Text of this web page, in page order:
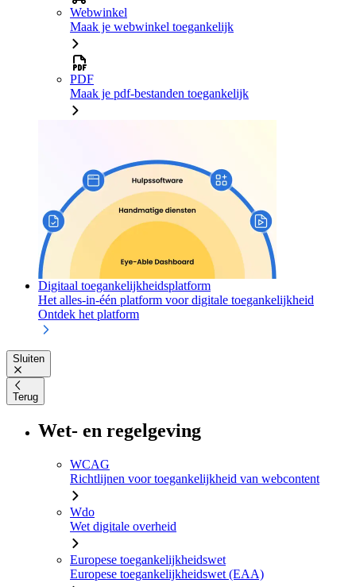
Webwinkel
Maak je webwinkel toegankelijk
PDF
Maak je pdf-bestanden toegankelijk
Digitaal toegankelijkheidsplatform
Het alles-in-één platform voor digitale toegankelijkheid
Ontdek het platform
Sluiten
Terug
Wet- en regelgeving
WCAG
Richtlijnen voor toegankelijkheid van webcontent
Wdo
Wet digitale overheid
Europese toegankelijkheidswet
Europese toegankelijkheidswet (EAA)